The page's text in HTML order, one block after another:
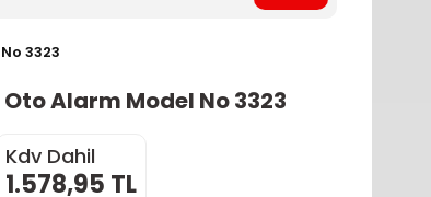
3323
Alarm Model No 3323
Kdv Dahil
1.578,95 TL